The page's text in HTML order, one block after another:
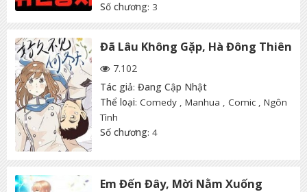
Số chương: 3
Đã Lâu Không Gặp, Hà Đông Thiên
7.102
Tác giả: Đang Cập Nhật
Thể loại: Comedy , Manhua , Comic , Ngôn
Tình
Số chương: 4
Em Đến Đây, Mời Nằm Xuống